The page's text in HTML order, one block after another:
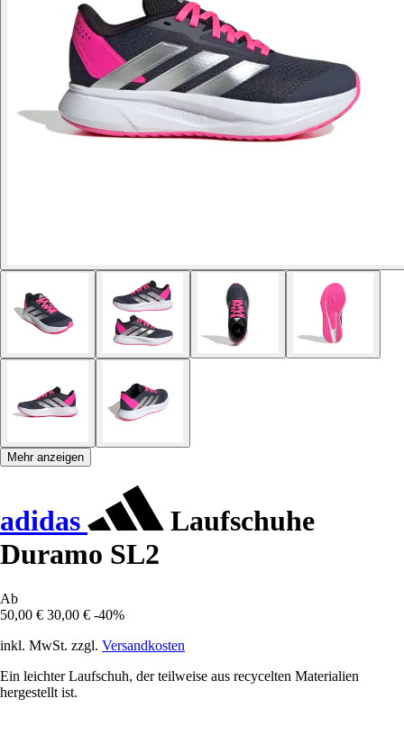
Mehr anzeigen
adidas
Laufschuhe
Duramo SL2
Ab
50,00 € 30,00 € -40%
inkl. MwSt. zzgl. Versandkosten
Ein leichter Laufschuh, der teilweise aus recycelten Materialien
hergestellt ist.